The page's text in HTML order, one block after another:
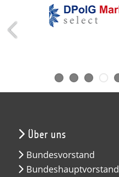
Über uns
Bundesvorstand
Bundeshauptvorstand